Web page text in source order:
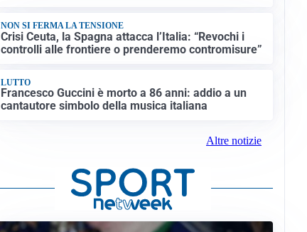
NON SI FERMA LA TENSIONE
Crisi Ceuta, la Spagna attacca l’Italia: “Revochi i
controlli alle frontiere o prenderemo contromisure”
LUTTO
Francesco Guccini è morto a 86 anni: addio a un
cantautore simbolo della musica italiana
Altre notizie